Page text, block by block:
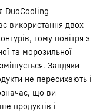
DuoCooling
використання двох
тому повітря з
та морозильної
Завдяки
не пересихають і
що ви
продуктів і